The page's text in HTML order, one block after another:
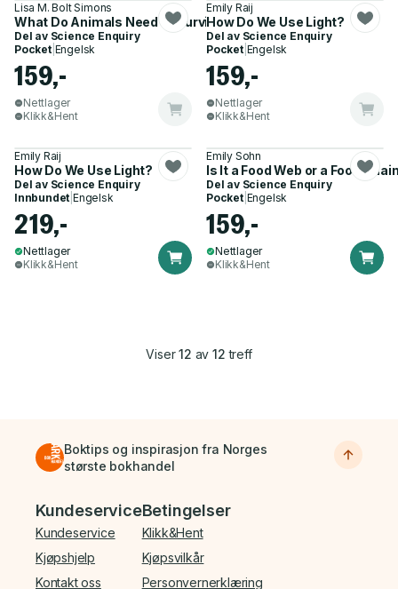
Lisa M. Bolt Simons
What Do Animals Need to Survive?
Del av Science Enquiry
Pocket| Engelsk
159,-
Nettlager
Klikk&Hent
Emily Raij
How Do We Use Light?
Del av Science Enquiry
Pocket| Engelsk
159,-
Nettlager
Klikk&Hent
Emily Raij
How Do We Use Light?
Del av Science Enquiry
Innbundet |Engelsk
219,-
Nettlager
Klikk&Hent
Emily Sohn
Is It a Food Web or a Food
Del av Science Enquiry
Pocket| Engelsk
159,-
Nettlager
Klikk&Hent
Viser12 av 12 treff
Boktips og inspirasjon fra Norges
største bokhandel
Bunnmeny
Kundeservice
Kundeservice
Kjøpshjelp
Kontakt oss
Betingelser
Klikk&Hent
Kjøpsvilkår
Personvernerklæring